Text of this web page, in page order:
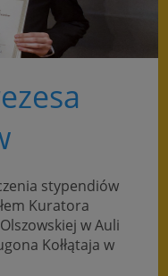
stypendiów
Kuratora
w Auli
Kołłątaja w